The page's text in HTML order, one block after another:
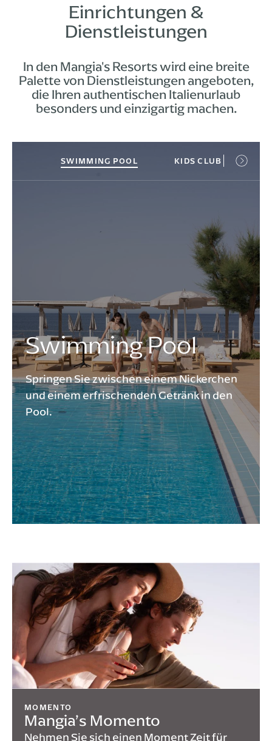
Einrichtungen &
Dienstleistungen
In den Mangia's Resorts wird eine breite
Palette von Dienstleistungen angeboten,
die Ihren authentischen Italienurlaub
besonders und einzigartig machen.
SWIMMING POOL KIDS CLUB
Swimming Pool
Springen Sie zwischen einem Nickerchen
und einem erfrischenden Getränk in den
Pool.
MOMENTO
Mangia’s Momento
Nehmen Sie sich einen Moment Zeit für